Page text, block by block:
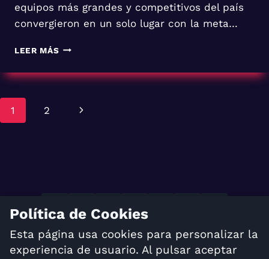
equipos más grandes y competitivos del país
convergieron en un solo lugar con la meta…
LEER MÁSSÓTANO
SE
Navegación
1 2
Siguiente
TÉRMINOS Y CONDICIONES
POLÍTICA DE PRIVACIDAD
Política de Cookies
Esta página usa cookies para personalizar la
experiencia de usuario. Al pulsar aceptar